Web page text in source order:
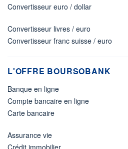
Convertisseur euro / dollar
Convertisseur livres / euro
Convertisseur franc suisse / euro
L'OFFRE BOURSOBANK
Banque en ligne
Compte bancaire en ligne
Carte bancaire
Assurance vie
Crédit immobilier